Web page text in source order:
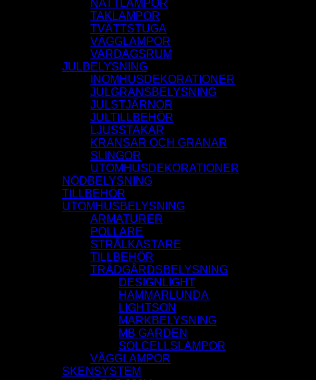
NATTLAMPOR
TAKLAMPOR
TVÄTTSTUGA
VÄGGLAMPOR
VARDAGSRUM
JULBELYSNING
INOMHUSDEKORATIONER
JULGRANSBELYSNING
JULSTJÄRNOR
JULTILLBEHÖR
LJUSSTAKAR
KRANSAR OCH GRANAR
SLINGOR
UTOMHUSDEKORATIONER
NÖDBELYSNING
TILLBEHÖR
UTOMHUSBELYSNING
ARMATURER
POLLARE
STRÅLKASTARE
TILLBEHÖR
TRÄDGÅRDSBELYSNING
DESIGNLIGHT
HAMMARLUNDA
LIGHTSON
MARKBELYSNING
MB GARDEN
SOLCELLSLAMPOR
VÄGGLAMPOR
SKENSYSTEM